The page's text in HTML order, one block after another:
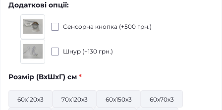
Додаткові опції:
Сенсорна кнопка (+500 грн.)
Шнур (+130 грн.)
Розмiр (ВхШхГ) см *
60x120x3 70x120x3 60x150x3 60x70x3